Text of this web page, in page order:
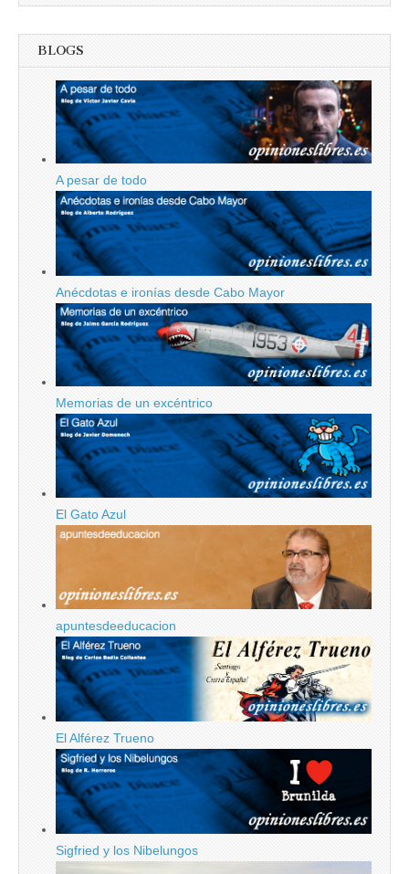
BLOGS
A pesar de todo
Anécdotas e ironías desde Cabo Mayor
Memorias de un excéntrico
El Gato Azul
apuntesdeeducacion
El Alférez Trueno
Sigfried y los Nibelungos